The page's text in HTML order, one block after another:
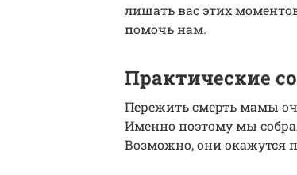
лишать вас этих
помочь нам.
Практические
Пережить смерть мамы
Именно поэтому мы
Возможно, они окажутся